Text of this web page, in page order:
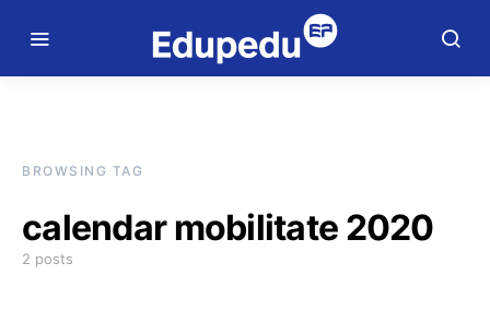
BROWSING TAG
calendar mobilitate 2020
2 posts